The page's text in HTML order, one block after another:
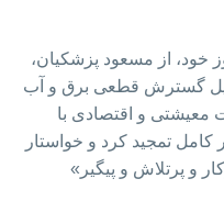
خود، از مسعود پزشکیان،
گسترش قطعی برق و آب
معیشتی و اقتصادی با
کامل تمجید کرد و خواستار
و پرتلاش و پیگیر»